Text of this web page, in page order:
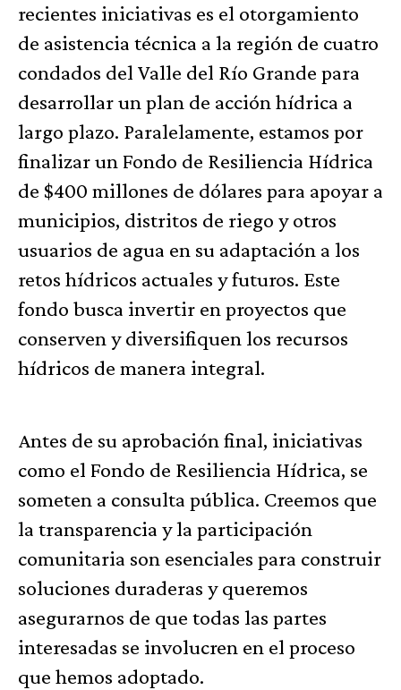
recientes iniciativas es el otorgamiento
de asistencia técnica a la región de cuatro
condados del Valle del Río Grande para
desarrollar un plan de acción hídrica a
largo plazo. Paralelamente, estamos por
finalizar un Fondo de Resiliencia Hídrica
de $400 millones de dólares para apoyar a
municipios, distritos de riego y otros
usuarios de agua en su adaptación a los
retos hídricos actuales y futuros. Este
fondo busca invertir en proyectos que
conserven y diversifiquen los recursos
hídricos de manera integral.
Antes de su aprobación final, iniciativas
como el Fondo de Resiliencia Hídrica, se
someten a consulta pública. Creemos que
la transparencia y la participación
comunitaria son esenciales para construir
soluciones duraderas y queremos
asegurarnos de que todas las partes
interesadas se involucren en el proceso
que hemos adoptado.